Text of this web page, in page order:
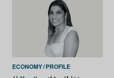
ECONOMY PROFILE